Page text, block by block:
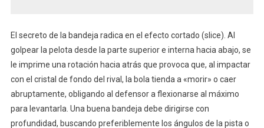
El secreto de la bandeja radica en el efecto cortado (slice). Al
golpear la pelota desde la parte superior e interna hacia abajo, se
le imprime una rotación hacia atrás que provoca que, al impactar
con el cristal de fondo del rival, la bola tienda a «morir» o caer
abruptamente, obligando al defensor a flexionarse al máximo
para levantarla. Una buena bandeja debe dirigirse con
profundidad, buscando preferiblemente los ángulos de la pista o